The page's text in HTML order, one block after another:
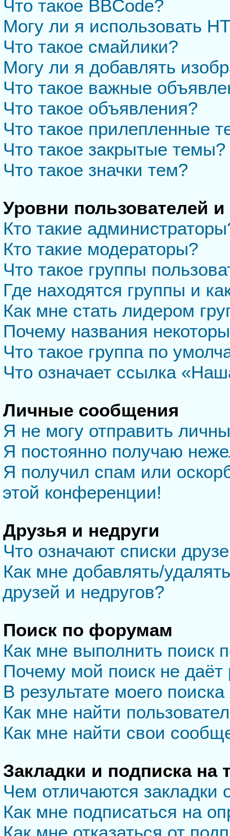
Что такое BBCode?
Могу ли я использовать
Что такое смайлики?
Могу ли я добавлять
Что такое важные
Что такое объявления?
Что такое прилепленные
Что такое закрытые темы?
Что такое значки тем?
Уровни пользователей
Кто такие
Кто такие модераторы?
Что такое группы
Где находятся группы и
Как мне стать лидером
Почему названия
Что такое группа по
Что означает ссылка
Личные сообщения
Я не могу отправить
Я постоянно получаю
Я получил спам или
этой конференции!
Друзья и недруги
Что означают списки
Как мне добавлять/
друзей и недругов?
Поиск по форумам
Как мне выполнить
Почему мой поиск не даёт
В результате моего
Как мне найти
Как мне найти свои
Закладки и подписка на
Чем отличаются закладки
Как мне подписаться на